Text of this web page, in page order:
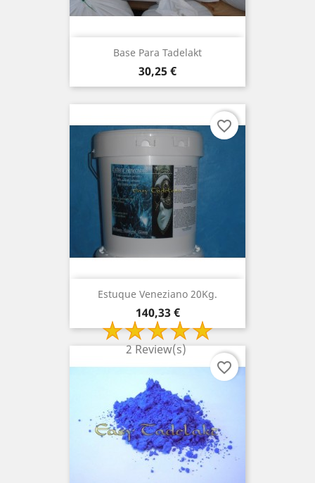
Base Para Tadelakt
Preço
30,25 €
Estuque Veneziano 20Kg.
Preço
140,33 €
2 Review(s)
favorite_border
favorite_border